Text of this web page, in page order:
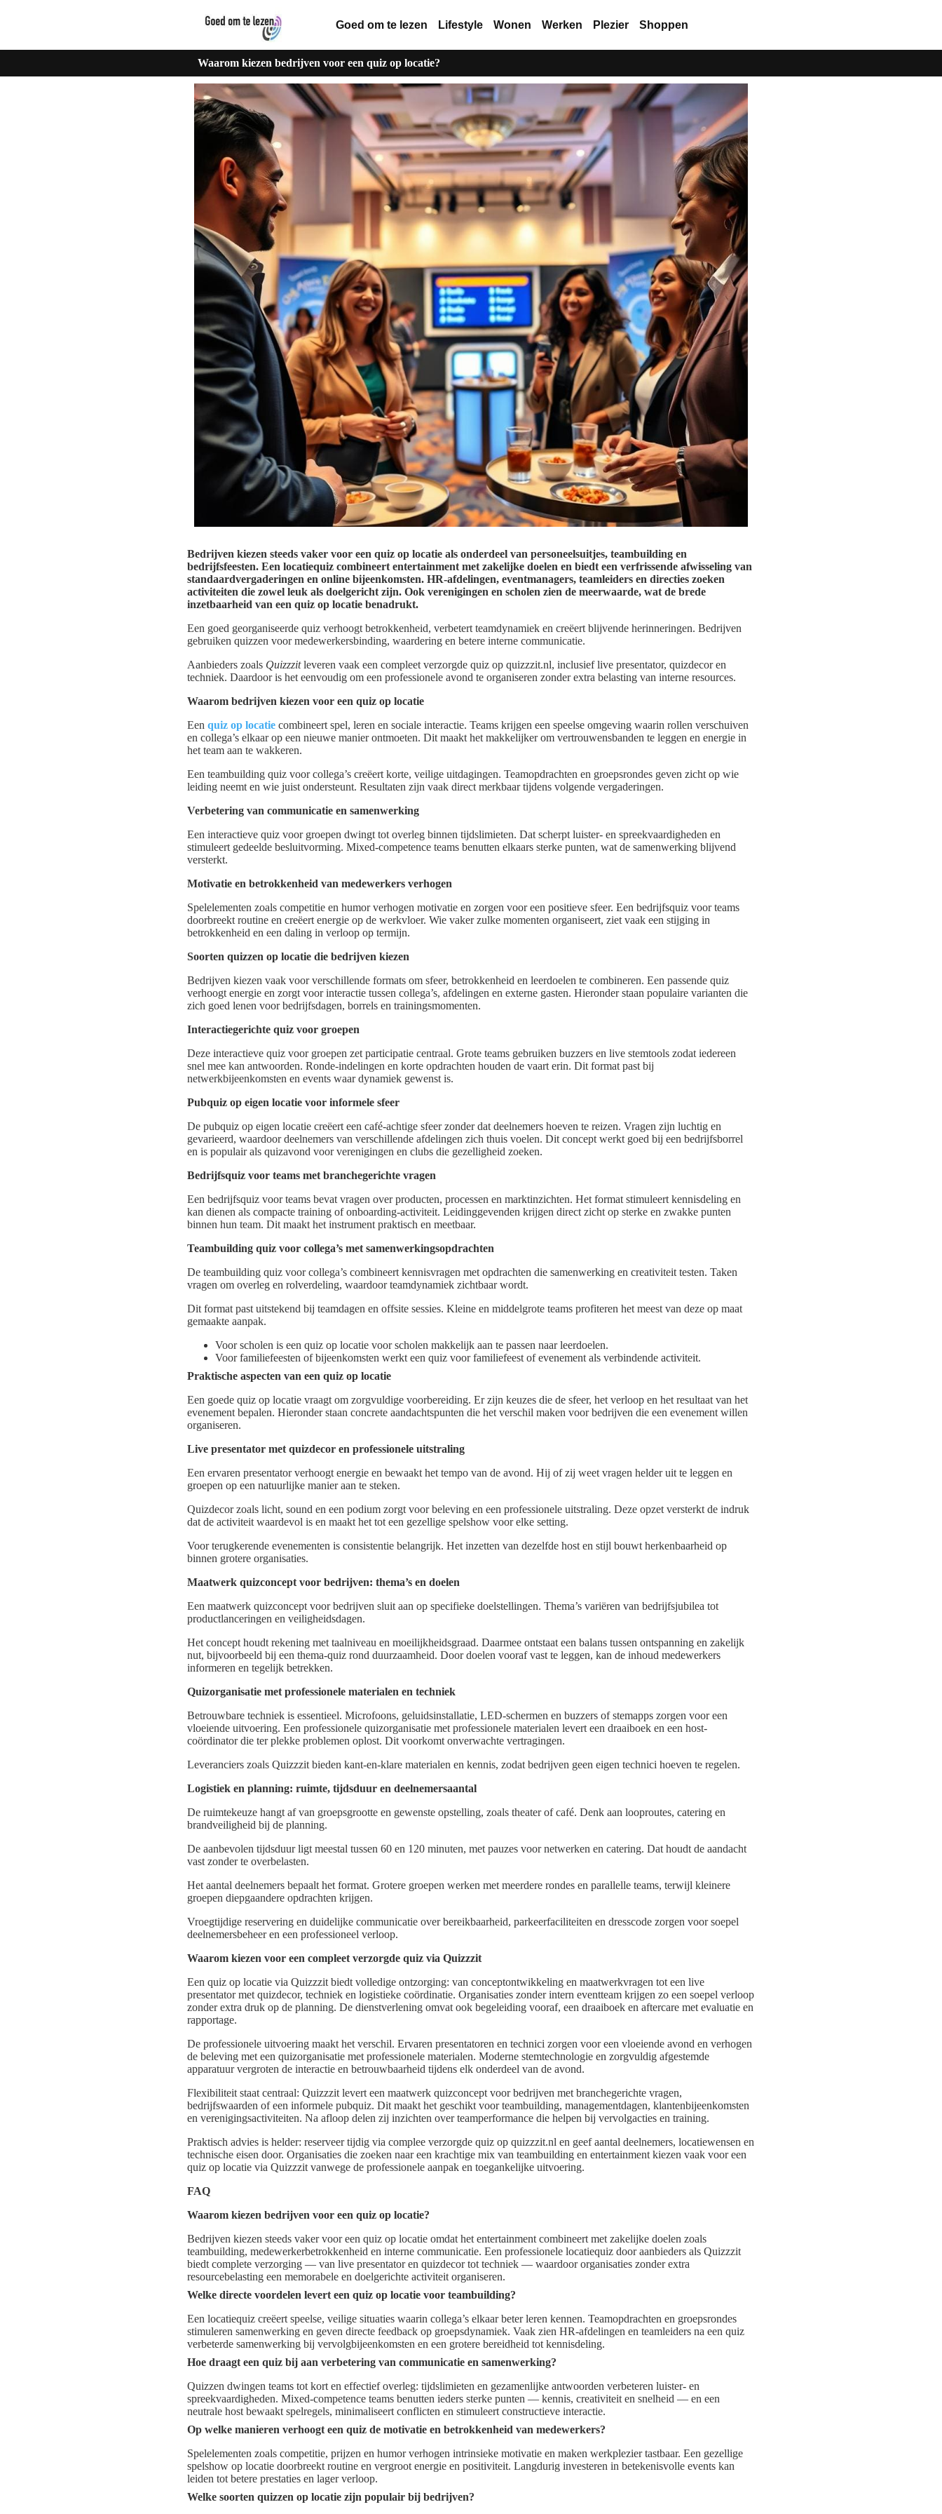
Goed om te lezen Lifestyle Wonen Werken Plezier Shoppen
Waarom kiezen bedrijven voor een quiz op locatie?
Bedrijven kiezen steeds vaker voor een quiz op locatie als onderdeel van personeelsuitjes, teambuilding en
bedrijfsfeesten. Een locatiequiz combineert entertainment met zakelijke doelen en biedt een verfrissende afwisseling van
standaardvergaderingen en online bijeenkomsten. HR-afdelingen, eventmanagers, teamleiders en directies zoeken
activiteiten die zowel leuk als doelgericht zijn. Ook verenigingen en scholen zien de meerwaarde, wat de brede
inzetbaarheid van een quiz op locatie benadrukt.
Een goed georganiseerde quiz verhoogt betrokkenheid, verbetert teamdynamiek en creëert blijvende herinneringen. Bedrijven
gebruiken quizzen voor medewerkersbinding, waardering en betere interne communicatie.
Aanbieders zoals Quizzzitleveren vaak een compleet verzorgde quiz op quizzzit.nl, inclusief live presentator, quizdecor en
techniek. Daardoor is het eenvoudig om een professionele avond te organiseren zonder extra belasting van interne resources.
Waarom bedrijven kiezen voor een quiz op locatie
Een quiz op locatie combineert spel, leren en sociale interactie. Teams krijgen een speelse omgeving waarin rollen verschuiven
en collega’s elkaar op een nieuwe manier ontmoeten. Dit maakt het makkelijker om vertrouwensbanden te leggen en energie in
het team aan te wakkeren.
Een teambuilding quiz voor collega’s creëert korte, veilige uitdagingen. Teamopdrachten en groepsrondes geven zicht op wie
leiding neemt en wie juist ondersteunt. Resultaten zijn vaak direct merkbaar tijdens volgende vergaderingen.
Verbetering van communicatie en samenwerking
Een interactieve quiz voor groepen dwingt tot overleg binnen tijdslimieten. Dat scherpt luister- en spreekvaardigheden en
stimuleert gedeelde besluitvorming. Mixed-competence teams benutten elkaars sterke punten, wat de samenwerking blijvend
versterkt.
Motivatie en betrokkenheid van medewerkers verhogen
Spelelementen zoals competitie en humor verhogen motivatie en zorgen voor een positieve sfeer. Een bedrijfsquiz voor teams
doorbreekt routine en creëert energie op de werkvloer. Wie vaker zulke momenten organiseert, ziet vaak een stijging in
betrokkenheid en een daling in verloop op termijn.
Soorten quizzen op locatie die bedrijven kiezen
Bedrijven kiezen vaak voor verschillende formats om sfeer, betrokkenheid en leerdoelen te combineren. Een passende quiz
verhoogt energie en zorgt voor interactie tussen collega’s, afdelingen en externe gasten. Hieronder staan populaire varianten die
zich goed lenen voor bedrijfsdagen, borrels en trainingsmomenten.
Interactiegerichte quiz voor groepen
Deze interactieve quiz voor groepen zet participatie centraal. Grote teams gebruiken buzzers en live stemtools zodat iedereen
snel mee kan antwoorden. Ronde-indelingen en korte opdrachten houden de vaart erin. Dit format past bij
netwerkbijeenkomsten en events waar dynamiek gewenst is.
Pubquiz op eigen locatie voor informele sfeer
De pubquiz op eigen locatie creëert een café-achtige sfeer zonder dat deelnemers hoeven te reizen. Vragen zijn luchtig en
gevarieerd, waardoor deelnemers van verschillende afdelingen zich thuis voelen. Dit concept werkt goed bij een bedrijfsborrel
en is populair als quizavond voor verenigingen en clubs die gezelligheid zoeken.
Bedrijfsquiz voor teams met branchegerichte vragen
Een bedrijfsquiz voor teams bevat vragen over producten, processen en marktinzichten. Het format stimuleert kennisdeling en
kan dienen als compacte training of onboarding-activiteit. Leidinggevenden krijgen direct zicht op sterke en zwakke punten
binnen hun team. Dit maakt het instrument praktisch en meetbaar.
Teambuilding quiz voor collega’s met samenwerkingsopdrachten
De teambuilding quiz voor collega’s combineert kennisvragen met opdrachten die samenwerking en creativiteit testen. Taken
vragen om overleg en rolverdeling, waardoor teamdynamiek zichtbaar wordt.
Dit format past uitstekend bij teamdagen en offsite sessies. Kleine en middelgrote teams profiteren het meest van deze op maat
gemaakte aanpak.
Voor scholen is een quiz op locatie voor scholen makkelijk aan te passen naar leerdoelen.
Voor familiefeesten of bijeenkomsten werkt een quiz voor familiefeest of evenement als verbindende activiteit.
Praktische aspecten van een quiz op locatie
Een goede quiz op locatie vraagt om zorgvuldige voorbereiding. Er zijn keuzes die de sfeer, het verloop en het resultaat van het
evenement bepalen. Hieronder staan concrete aandachtspunten die het verschil maken voor bedrijven die een evenement willen
organiseren.
Live presentator met quizdecor en professionele uitstraling
Een ervaren presentator verhoogt energie en bewaakt het tempo van de avond. Hij of zij weet vragen helder uit te leggen en
groepen op een natuurlijke manier aan te steken.
Quizdecor zoals licht, sound en een podium zorgt voor beleving en een professionele uitstraling. Deze opzet versterkt de indruk
dat de activiteit waardevol is en maakt het tot een gezellige spelshow voor elke setting.
Voor terugkerende evenementen is consistentie belangrijk. Het inzetten van dezelfde host en stijl bouwt herkenbaarheid op
binnen grotere organisaties.
Maatwerk quizconcept voor bedrijven: thema’s en doelen
Een maatwerk quizconcept voor bedrijven sluit aan op specifieke doelstellingen. Thema’s variëren van bedrijfsjubilea tot
productlanceringen en veiligheidsdagen.
Het concept houdt rekening met taalniveau en moeilijkheidsgraad. Daarmee ontstaat een balans tussen ontspanning en zakelijk
nut, bijvoorbeeld bij een thema-quiz rond duurzaamheid. Door doelen vooraf vast te leggen, kan de inhoud medewerkers
informeren en tegelijk betrekken.
Quizorganisatie met professionele materialen en techniek
Betrouwbare techniek is essentieel. Microfoons, geluidsinstallatie, LED-schermen en buzzers of stemapps zorgen voor een
vloeiende uitvoering. Een professionele quizorganisatie met professionele materialen levert een draaiboek en een host-
coördinator die ter plekke problemen oplost. Dit voorkomt onverwachte vertragingen.
Leveranciers zoals Quizzzit bieden kant-en-klare materialen en kennis, zodat bedrijven geen eigen technici hoeven te regelen.
Logistiek en planning: ruimte, tijdsduur en deelnemersaantal
De ruimtekeuze hangt af van groepsgrootte en gewenste opstelling, zoals theater of café. Denk aan looproutes, catering en
brandveiligheid bij de planning.
De aanbevolen tijdsduur ligt meestal tussen 60 en 120 minuten, met pauzes voor netwerken en catering. Dat houdt de aandacht
vast zonder te overbelasten.
Het aantal deelnemers bepaalt het format. Grotere groepen werken met meerdere rondes en parallelle teams, terwijl kleinere
groepen diepgaandere opdrachten krijgen.
Vroegtijdige reservering en duidelijke communicatie over bereikbaarheid, parkeerfaciliteiten en dresscode zorgen voor soepel
deelnemersbeheer en een professioneel verloop.
Waarom kiezen voor een compleet verzorgde quiz via Quizzzit
Een quiz op locatie via Quizzzit biedt volledige ontzorging: van conceptontwikkeling en maatwerkvragen tot een live
presentator met quizdecor, techniek en logistieke coördinatie. Organisaties zonder intern eventteam krijgen zo een soepel verloop
zonder extra druk op de planning. De dienstverlening omvat ook begeleiding vooraf, een draaiboek en aftercare met evaluatie en
rapportage.
De professionele uitvoering maakt het verschil. Ervaren presentatoren en technici zorgen voor een vloeiende avond en verhogen
de beleving met een quizorganisatie met professionele materialen. Moderne stemtechnologie en zorgvuldig afgestemde
apparatuur vergroten de interactie en betrouwbaarheid tijdens elk onderdeel van de avond.
Flexibiliteit staat centraal: Quizzzit levert een maatwerk quizconcept voor bedrijven met branchegerichte vragen,
bedrijfswaarden of een informele pubquiz. Dit maakt het geschikt voor teambuilding, managementdagen, klantenbijeenkomsten
en verenigingsactiviteiten. Na afloop delen zij inzichten over teamperformance die helpen bij vervolgacties en training.
Praktisch advies is helder: reserveer tijdig via complee verzorgde quiz op quizzzit.nl en geef aantal deelnemers, locatiewensen en
technische eisen door. Organisaties die zoeken naar een krachtige mix van teambuilding en entertainment kiezen vaak voor een
quiz op locatie via Quizzzit vanwege de professionele aanpak en toegankelijke uitvoering.
FAQ
Waarom kiezen bedrijven voor een quiz op locatie?
Bedrijven kiezen steeds vaker voor een quiz op locatie omdat het entertainment combineert met zakelijke doelen zoals
teambuilding, medewerkerbetrokkenheid en interne communicatie. Een professionele locatiequiz door aanbieders als Quizzzit
biedt complete verzorging — van live presentator en quizdecor tot techniek — waardoor organisaties zonder extra
resourcebelasting een memorabele en doelgerichte activiteit organiseren.
Welke directe voordelen levert een quiz op locatie voor teambuilding?
Een locatiequiz creëert speelse, veilige situaties waarin collega’s elkaar beter leren kennen. Teamopdrachten en groepsrondes
stimuleren samenwerking en geven directe feedback op groepsdynamiek. Vaak zien HR-afdelingen en teamleiders na een quiz
verbeterde samenwerking bij vervolgbijeenkomsten en een grotere bereidheid tot kennisdeling.
Hoe draagt een quiz bij aan verbetering van communicatie en samenwerking?
Quizzen dwingen teams tot kort en effectief overleg: tijdslimieten en gezamenlijke antwoorden verbeteren luister- en
spreekvaardigheden. Mixed-competence teams benutten ieders sterke punten — kennis, creativiteit en snelheid — en een
neutrale host bewaakt spelregels, minimaliseert conflicten en stimuleert constructieve interactie.
Op welke manieren verhoogt een quiz de motivatie en betrokkenheid van medewerkers?
Spelelementen zoals competitie, prijzen en humor verhogen intrinsieke motivatie en maken werkplezier tastbaar. Een gezellige
spelshow op locatie doorbreekt routine en vergroot energie en positiviteit. Langdurig investeren in betekenisvolle events kan
leiden tot betere prestaties en lager verloop.
Welke soorten quizzen op locatie zijn populair bij bedrijven?